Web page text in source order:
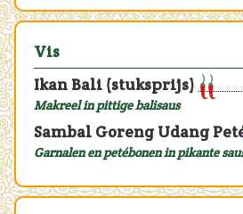
Vis
Ikan Bali (stuksprijs)
Makreel in pittige balisaus
Sambal Goreng Udang
Garnalen en petébonen in pikante